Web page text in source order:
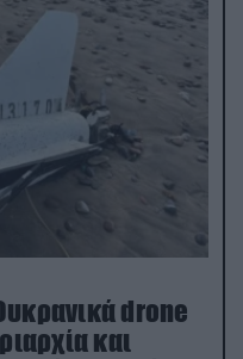
drone
και